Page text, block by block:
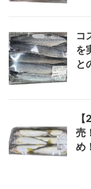
コ
を
と
売
め！